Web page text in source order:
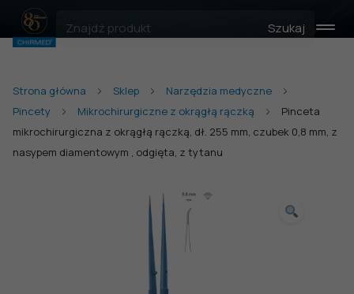
Szukaj
Strona główna Sklep
Narzędzia medyczne
Pincety
Mikrochirurgiczne z okrągłą rączką
Pinceta
mikrochirurgiczna z okrągłą rączką, dł. 255 mm, czubek 0,8 mm, z
nasypem diamentowym , odgięta, z tytanu